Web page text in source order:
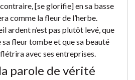
[se glorifie] en sa basse
comme la fleur de l’herbe.
ardent n’est pas plutôt levé, que
sa fleur tombe et que sa beauté
avec ses entreprises.
parole de vérité